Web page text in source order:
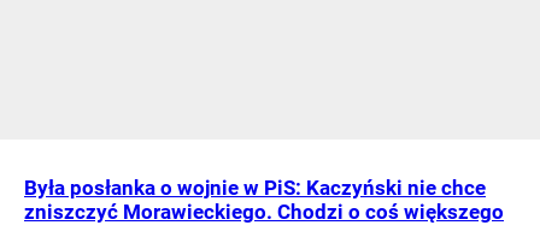
Była posłanka o wojnie w PiS: Kaczyński nie chce
zniszczyć Morawieckiego. Chodzi o coś większego